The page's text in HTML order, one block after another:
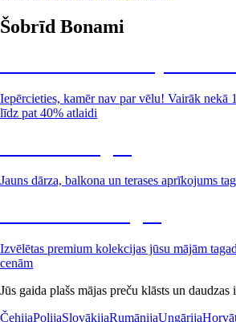
Šobrīd Bonami
Iepērcieties, kamēr nav par vēlu! Vairāk nekā
līdz pat 40% atlaidi
Jauns dārza, balkona un terases aprīkojums
Izvēlētas premium kolekcijas jūsu mājām
cenām
Jūs gaida plašs mājas preču klāsts un daudzas
ČehijaPolijaSlovākijaRumānijaUngārija